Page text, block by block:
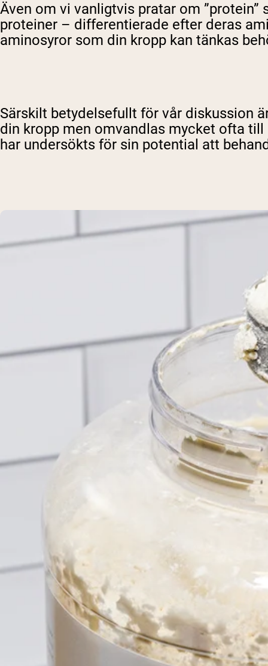
Även om vi vanligtvis pratar om
proteiner – differentierade efter deras
aminosyror som din kropp kan tänkas
Särskilt betydelsefullt för vår diskussion
din kropp men omvandlas mycket ofta
har undersökts för sin potential att